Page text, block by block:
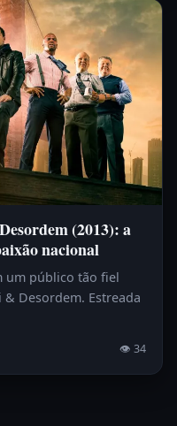
(2013): a
nacional
um público tão fiel
Desordem. Estreada
👁 34